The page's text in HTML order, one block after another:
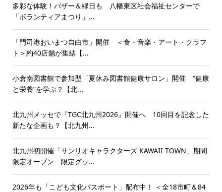
多彩な体験！バザー＆縁日も 八幡東区社会福祉センターで
「ボランティアまつり」...
「門司港おいまつ自由市」開催 ＜食・音楽・アート・クラフ
ト＞約40店舗が集結【...
小倉南図書館で参加型「夏休み図書館健康サロン」開催 “健康
と栄養”を学ぶ？【北...
北九州メッセで『TGC北九州2026』開催へ 10回目を記念した
新たな企画も？【北九州...
北九州初開催「サンリオキャラクターズ KAWAII TOWN」期間
限定オープン 限定グッ...
2026年も「こども文化パスポート」配布中！ ＜全18市町＆84